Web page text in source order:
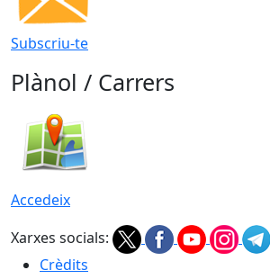
Subscriu-te
Plànol / Carrers
Accedeix
Xarxes socials:
Crèdits